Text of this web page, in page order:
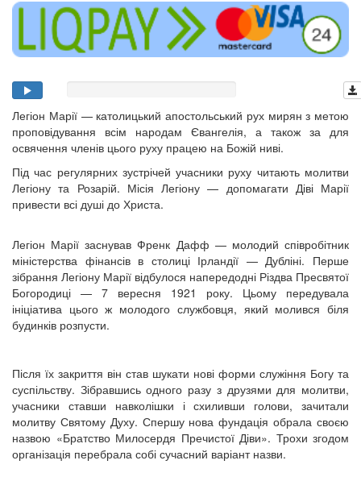
Легіон Марії — католицький апостольський рух мирян з метою
проповідування всім народам Євангелія, а також за для
освячення членів цього руху працею на Божій ниві.
Під час регулярних зустрічей учасники руху читають молитви
Легіону та Розарій. Місія Легіону — допомагати Діві Марії
привести всі душі до Христа.
Легіон Марії заснував Френк Дафф — молодий співробітник
міністерства фінансів в столиці Ірландії — Дубліні. Перше
зібрання Легіону Марії відбулося напередодні Різдва Пресвятої
Богородиці — 7 вересня 1921 року. Цьому передувала
ініціатива цього ж молодого службовця, який молився біля
будинків розпусти.
Після їх закриття він став шукати нові форми служіння Богу та
суспільству. Зібравшись одного разу з друзями для молитви,
учасники ставши навколішки і схиливши голови, зачитали
молитву Святому Духу. Спершу нова фундація обрала своєю
назвою «Братство Милосердя Пречистої Діви». Трохи згодом
організація перебрала собі сучасний варіант назви.